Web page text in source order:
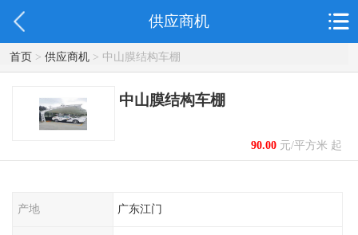
供应商机
首页> 供应商机> 中山膜结构车棚
中山膜结构车棚
90.00元/平方米 起
产地 广东江门